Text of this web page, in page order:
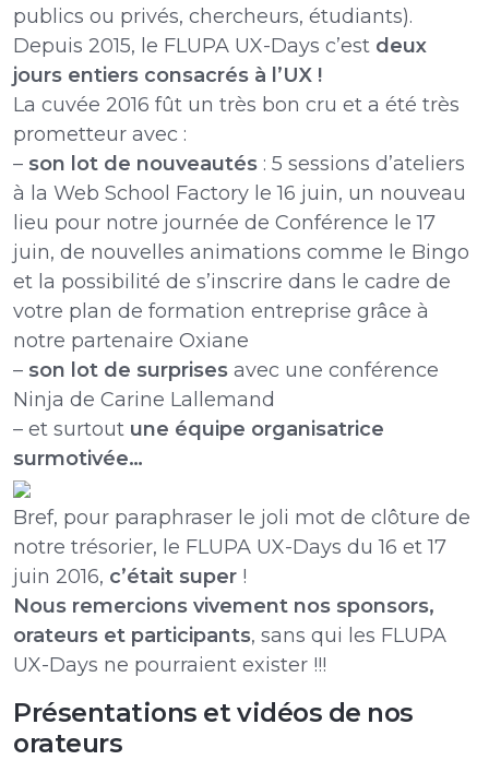
publics ou privés, chercheurs, étudiants).
Depuis 2015, le FLUPA UX-Days c’est deux
jours entiers consacrés à l’UX !
La cuvée 2016 fût un très bon cru et a été très
prometteur avec :
– son lot de nouveautés : 5 sessions d’ateliers
à la Web School Factory le 16 juin, un nouveau
lieu pour notre journée de Conférence le 17
juin, de nouvelles animations comme le Bingo
et la possibilité de s’inscrire dans le cadre de
votre plan de formation entreprise grâce à
notre partenaire Oxiane
– son lot de surprises avec une conférence
Ninja de Carine Lallemand
– et surtout une équipe organisatrice
surmotivée…
Bref, pour paraphraser le joli mot de clôture de
notre trésorier, le FLUPA UX-Days du 16 et 17
juin 2016, c’était super !
Nous remercions vivement nos sponsors,
orateurs et participants, sans qui les FLUPA
UX-Days ne pourraient exister !!!
Présentations et vidéos de nos
orateurs